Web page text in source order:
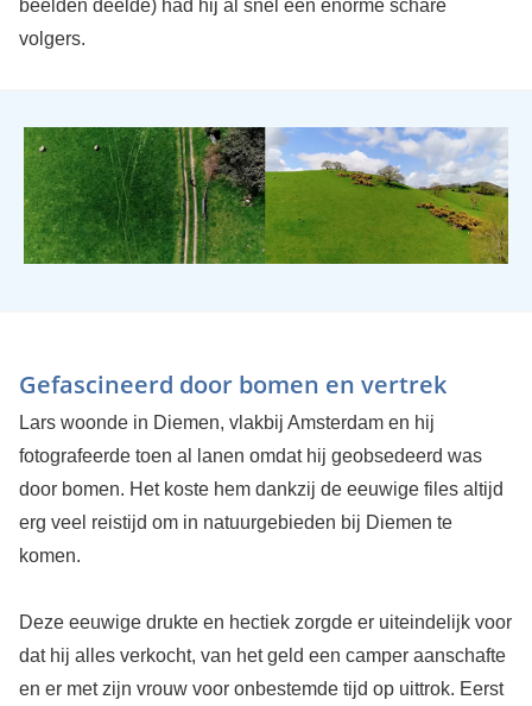
beelden deelde) had hij al snel een enorme schare
volgers.
Gefascineerd door bomen en vertrek
Lars woonde in Diemen, vlakbij Amsterdam en hij
fotografeerde toen al lanen omdat hij geobsedeerd was
door bomen. Het koste hem dankzij de eeuwige files altijd
erg veel reistijd om in natuurgebieden bij Diemen te
komen.
Deze eeuwige drukte en hectiek zorgde er uiteindelijk voor
dat hij alles verkocht, van het geld een camper aanschafte
en er met zijn vrouw voor onbestemde tijd op uittrok. Eerst